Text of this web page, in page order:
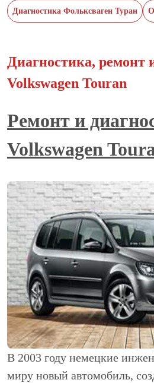
Диагностика Фольксваген Туран
Диагностика, ремонт
Volkswagen Touran
Ремонт и
Volkswagen
В 2003 году немецкие
миру новый автомобиль,